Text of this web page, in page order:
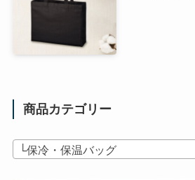
商品カテゴリー
└保冷・保温バッグ